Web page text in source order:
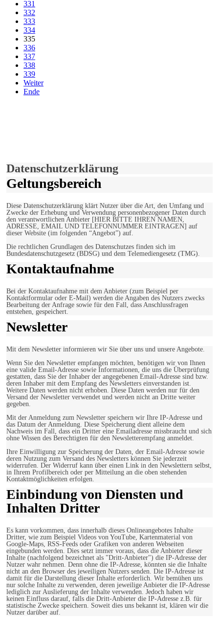
331
332
333
334
335
336
337
338
339
Weiter
Ende
Datenschutzerklärung
Geltungsbereich
Diese Datenschutzerklärung klärt Nutzer über die Art, den Umfang und
Zwecke der Erhebung und Verwendung personenbezogener Daten durch
den verantwortlichen Anbieter [HIER BITTE IHREN NAMEN,
ADRESSE, EMAIL UND TELEFONNUMMER EINTRAGEN] auf
dieser Website (im folgenden “Angebot”) auf.
Die rechtlichen Grundlagen des Datenschutzes finden sich im
Bundesdatenschutzgesetz (BDSG) und dem Telemediengesetz (TMG).
Kontaktaufnahme
Bei der Kontaktaufnahme mit dem Anbieter (zum Beispiel per
Kontaktformular oder E-Mail) werden die Angaben des Nutzers zwecks
Bearbeitung der Anfrage sowie für den Fall, dass Anschlussfragen
entstehen, gespeichert.
Newsletter
Mit dem Newsletter informieren wir Sie über uns und unsere Angebote.
Wenn Sie den Newsletter empfangen möchten, benötigen wir von Ihnen
eine valide Email-Adresse sowie Informationen, die uns die Überprüfung
gestatten, dass Sie der Inhaber der angegebenen Email-Adresse sind bzw.
deren Inhaber mit dem Empfang des Newsletters einverstanden ist.
Weitere Daten werden nicht erhoben. Diese Daten werden nur für den
Versand der Newsletter verwendet und werden nicht an Dritte weiter
gegeben.
Mit der Anmeldung zum Newsletter speichern wir Ihre IP-Adresse und
das Datum der Anmeldung. Diese Speicherung dient alleine dem
Nachweis im Fall, dass ein Dritter eine Emailadresse missbraucht und sich
ohne Wissen des Berechtigten für den Newsletterempfang anmeldet.
Ihre Einwilligung zur Speicherung der Daten, der Email-Adresse sowie
deren Nutzung zum Versand des Newsletters können Sie jederzeit
widerrufen. Der Widerruf kann über einen Link in den Newslettern selbst,
in Ihrem Profilbereich oder per Mitteilung an die oben stehenden
Kontaktmöglichkeiten erfolgen.
Einbindung von Diensten und
Inhalten Dritter
Es kann vorkommen, dass innerhalb dieses Onlineangebotes Inhalte
Dritter, wie zum Beispiel Videos von YouTube, Kartenmaterial von
Google-Maps, RSS-Feeds oder Grafiken von anderen Webseiten
eingebunden werden. Dies setzt immer voraus, dass die Anbieter dieser
Inhalte (nachfolgend bezeichnet als "Dritt-Anbieter") die IP-Adresse der
Nutzer wahr nehmen. Denn ohne die IP-Adresse, könnten sie die Inhalte
nicht an den Browser des jeweiligen Nutzers senden. Die IP-Adresse ist
damit für die Darstellung dieser Inhalte erforderlich. Wir bemühen uns
nur solche Inhalte zu verwenden, deren jeweilige Anbieter die IP-Adresse
lediglich zur Auslieferung der Inhalte verwenden. Jedoch haben wir
keinen Einfluss darauf, falls die Dritt-Anbieter die IP-Adresse z.B. für
statistische Zwecke speichern. Soweit dies uns bekannt ist, klären wir die
Nutzer darüber auf.